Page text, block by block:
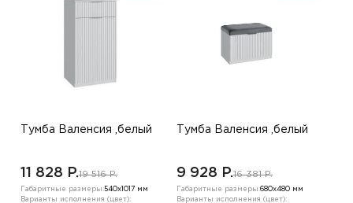
Тумба Валенсия ,белый
11 828 P.19 516 P.
Габаритные размеры:540х1017 мм
Варианты исполнения (цвет):
Тумба Валенсия ,белый
9 928 P.16 381 P.
Габаритные размеры:680х480 мм
Варианты исполнения (цвет):